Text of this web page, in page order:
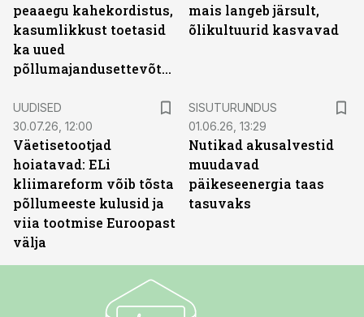
peaaegu kahekordistus,
kasumlikkust toetasid
ka uued
põllumajandusettevõtted
mais langeb järsult,
õlikultuurid kasvavad
UUDISED
30.07.26, 12:00
Väetisetootjad
hoiatavad: ELi
kliimareform võib tõsta
põllumeeste kulusid ja
viia tootmise Euroopast
välja
SISUTURUNDUS
01.06.26, 13:29
Nutikad akusalvestid
muudavad
päikeseenergia taas
tasuvaks